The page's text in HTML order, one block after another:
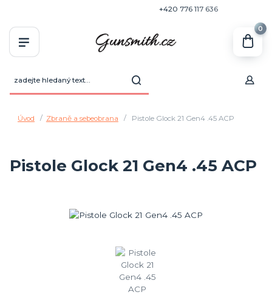
+420 776 117 636
0
Úvod Zbraně a sebeobrana Pistole Glock 21 Gen4 .45 ACP
Pistole Glock 21 Gen4 .45 ACP